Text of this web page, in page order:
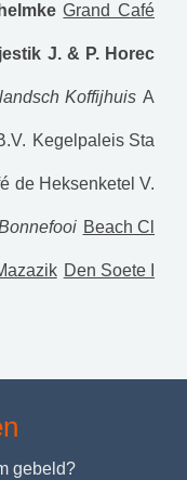
Grand Café
J. & P. Horec
Koffijhuis A
Kegelpaleis Sta
de Heksenketel V.
Beach Cl
Den Soete I
gebeld?